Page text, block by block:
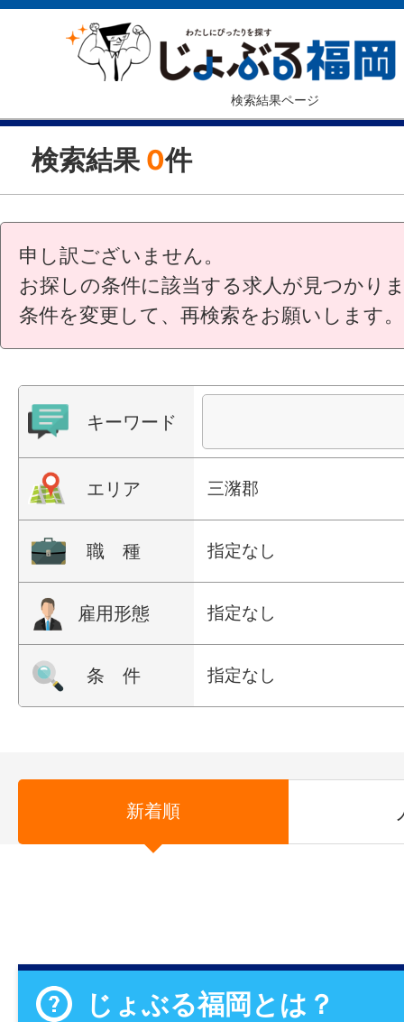
検索結果ページ
検索結果 0件
申し訳ございません。
お探しの条件に該当する求人が見つかり
条件を変更して、再検索をお願いします。
キーワード
エリア 三潴郡
職 種 指定なし
雇用形態 指定なし
条 件 指定なし
新着順
じょぶる福岡とは？